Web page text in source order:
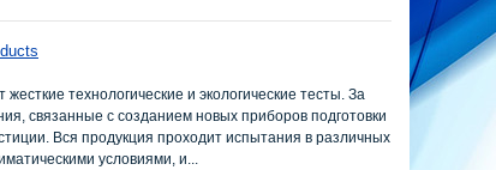
технологические и экологические тесты. За
связанные с созданием новых приборов подготовки
Вся продукция проходит испытания в различных
условиями, и...